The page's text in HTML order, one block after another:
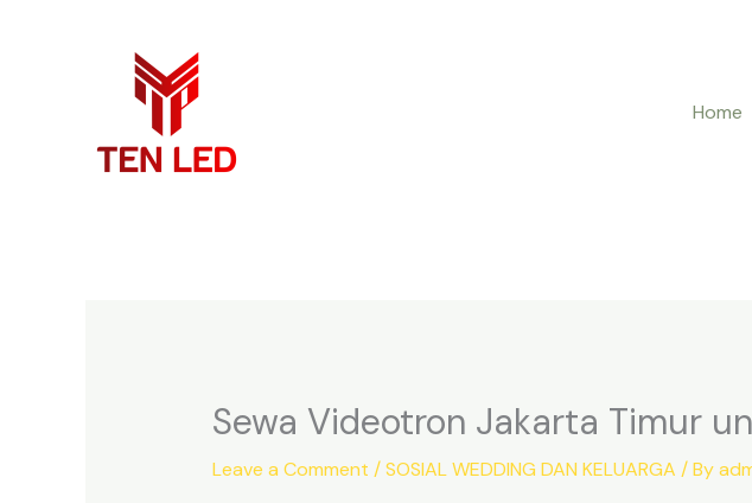
Home
Sewa Videotron Jakarta Timur
Leave a Comment /SOSIAL WEDDING DAN KELUARGA / By